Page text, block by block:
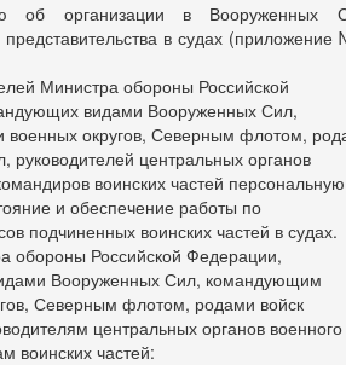
об организации в Вооруженных
в судах
Министра обороны Российской
видами Вооруженных Сил,
военных округов, Северным флотом,
руководителей центральных органов
воинских частей персональную
и обеспечение работы по
подчиненных воинских частей в судах.
обороны Российской Федерации,
Вооруженных Сил, командующим
Северным флотом, родами войск
центральных органов военного
воинских частей: